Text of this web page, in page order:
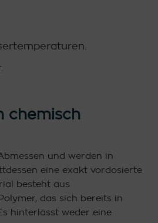
chemisch
und werden in
eine exakt vordosierte
besteht aus
das sich bereits in
hinterlässt weder eine